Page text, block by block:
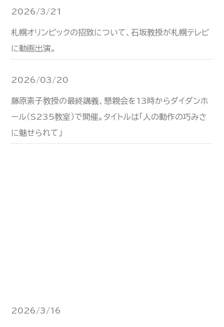
2026/3/21
札幌オリンピックの招致について、石坂教授が札幌テレビ
に動画出演。
2026/03/20
藤原素子教授の最終講義、懇親会を13時からダイダンホ
ール（S235教室）で開催。タイトルは「人の動作の巧みさ
に魅せられて」
2026/3/16